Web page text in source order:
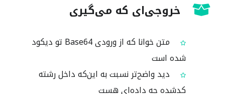
خروجی‌ای که می‌گیری
متن خوانا که از ورودی Base64 تو دیکود
شده است
دید واضح‌تر نسبت به این‌که داخل رشته
کدشده چه داده‌ای هست